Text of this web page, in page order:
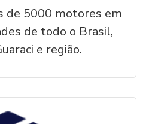
de 5000 motores em
de todo o Brasil,
e região.